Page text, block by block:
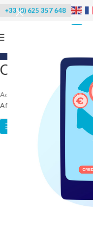
+33 (0) 625 357 648
Chariots
Accueil Poissonnerie /
Affichage de 31–32 sur 32
Catégories des produits